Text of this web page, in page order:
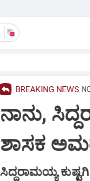
BREAKING NEWS
ನಾನು,
ಶಾಸಕ
ಸಿದ್ದರಾಮಯ್ಯ